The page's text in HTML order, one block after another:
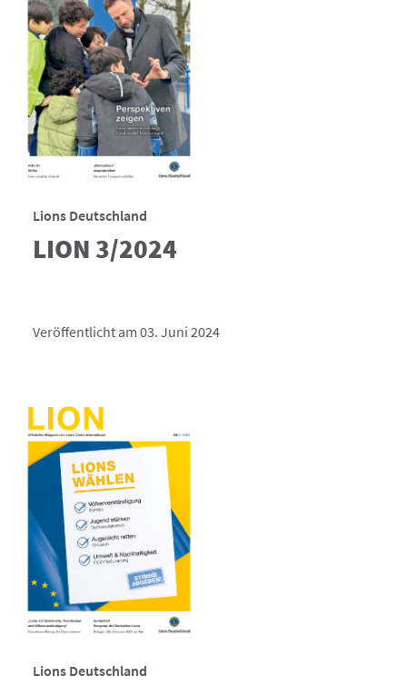
Lions Deutschland
LION 3/2024
Veröffentlicht am 03. Juni 2024
Lions Deutschland